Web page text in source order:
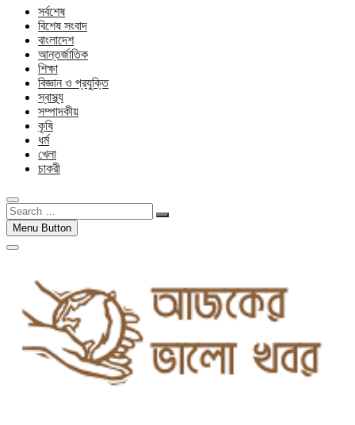
সর্বশেষ
বিশেষ সংবাদ
বাংলাদেশ
আন্তর্জাতিক
শিক্ষা
বিজ্ঞান ও প্রযুক্তি
স্বাস্থ্য
সম্পাদকীয়
কৃষি
ধর্ম
খেলা
চাকরী
Search
…Menu Button